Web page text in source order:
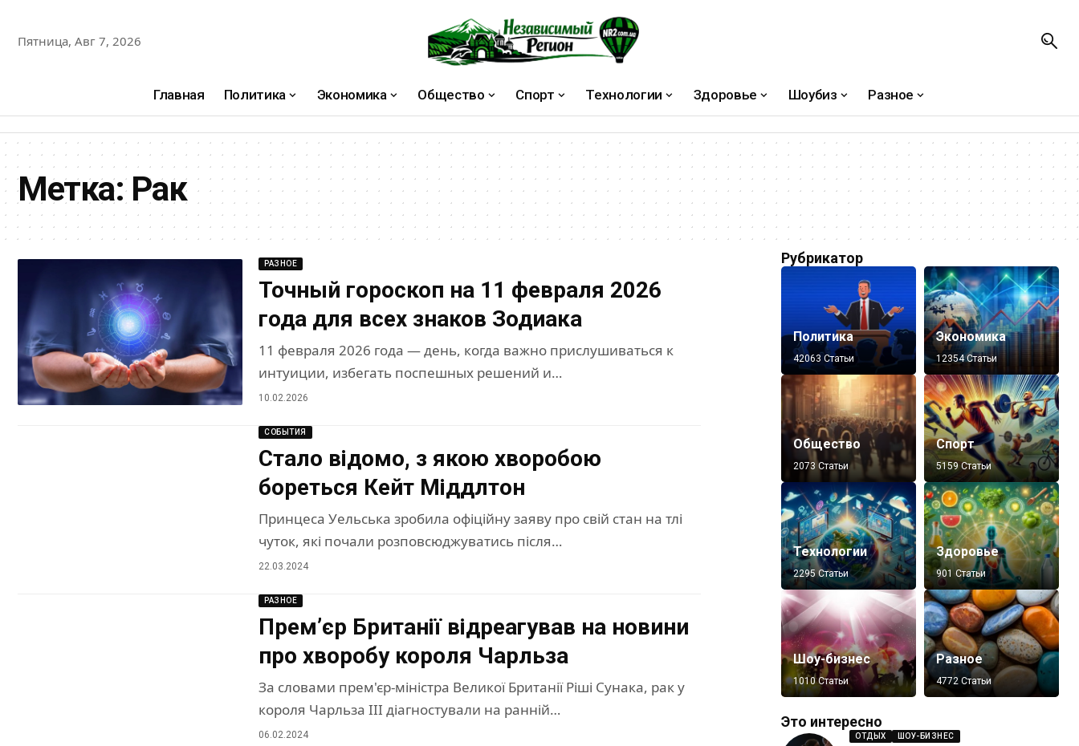
Пятница, Авг 7, 2026
Главная Политика Экономика Общество Спорт Технологии Здоровье Шоубиз Разное
Метка:Рак
РАЗНОЕ
Точный гороскоп на 11 февраля 2026
года для всех знаков Зодиака
11 февраля 2026 года — день, когда важно прислушиваться к
интуиции, избегать поспешных решений и…
10.02.2026
СОБЫТИЯ
Стало відомо, з якою хворобою
бореться Кейт Міддлтон
Принцеса Уельська зробила офіційну заяву про свій стан на тлі
чуток, які почали розповсюджуватись після…
22.03.2024
РАЗНОЕ
Прем’єр Британії відреагував на новини
про хворобу короля Чарльза
За словами прем'єр-міністра Великої Британії Ріші Сунака, рак у
короля Чарльза ІІІ діагностували на ранній…
06.02.2024
Рубрикатор
Политика
42063 Статьи
Экономика
12354 Статьи
Общество
2073 Статьи
Спорт
5159 Статьи
Технологии
2295 Статьи
Здоровье
901 Статьи
Шоу-бизнес
1010 Статьи
Разное
4772 Статьи
Это интересно
ОТДЫХ ШОУ-БИЗНЕС